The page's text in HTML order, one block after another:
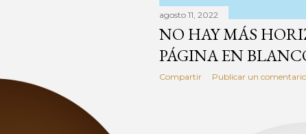
agosto 11, 2022
NO HAY MÁS
PÁGINA EN
Compartir Publicar un comentario